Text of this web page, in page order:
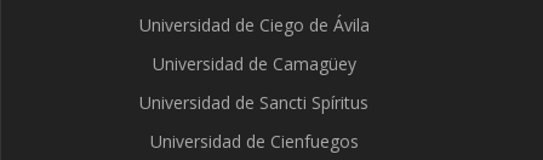
Universidad de Ciego de Ávila
Universidad de Camagüey
Universidad de Sancti Spíritus
Universidad de Cienfuegos